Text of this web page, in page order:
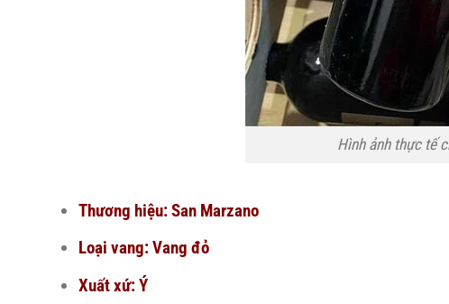
Hình ảnh thực tế
Thương hiệu: San Marzano
Loại vang: Vang đỏ
Xuất xứ: Ý